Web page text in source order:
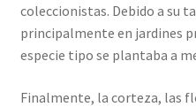
coleccionistas. Debido a su
principalmente en jardines
especie tipo se plantaba a
Finalmente, la corteza, las